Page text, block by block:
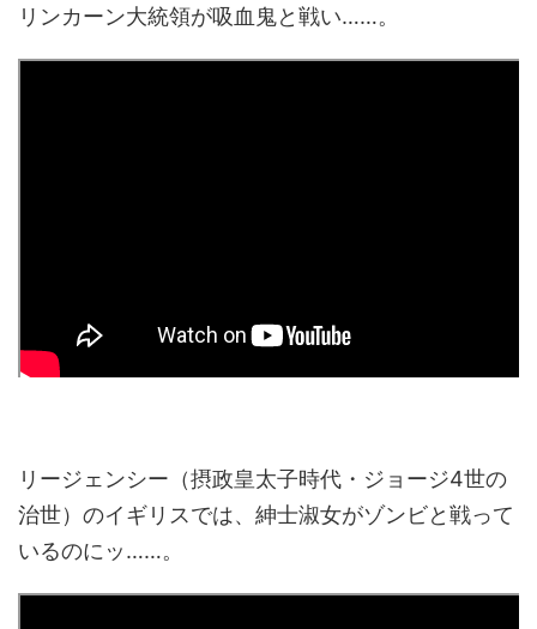
リンカーン大統領が吸血鬼と戦い……。
リージェンシー（摂政皇太子時代・ジョージ4世の
治世）のイギリスでは、紳士淑女がゾンビと戦って
いるのにッ……。